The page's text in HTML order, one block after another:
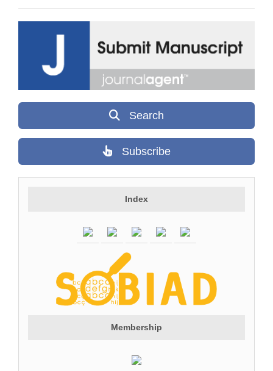
Search
Subscribe
Index
Membership